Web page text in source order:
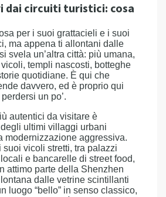
dai circuiti turistici: cosa
per i suoi grattacieli e i suoi
ma appena ti allontani dalle
svela un’altra città: più umana,
templi nascosti, botteghe
quotidiane. È qui che
davvero, ed è proprio qui
un po’.
autentici da visitare è
ultimi villaggi urbani
modernizzazione aggressiva.
suoi vicoli stretti, tra palazzi
e bancarelle di street food,
attimo parte della Shenzhen
dalle vetrine scintillanti
luogo “bello” in senso classico,